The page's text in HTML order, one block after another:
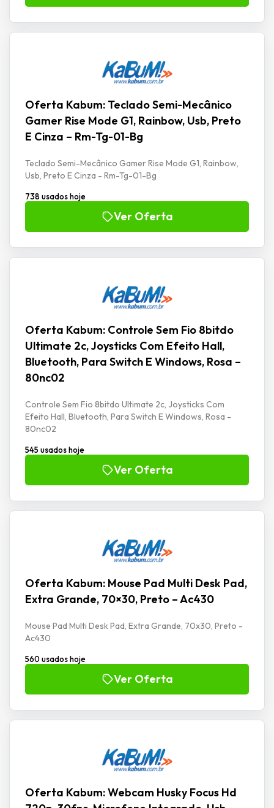
Oferta Kabum: Teclado Semi-Mecânico
Gamer Rise Mode G1, Rainbow, Usb, Preto
E Cinza – Rm-Tg-01-Bg
Teclado Semi-Mecânico Gamer Rise Mode G1, Rainbow,
Usb, Preto E Cinza - Rm-Tg-01-Bg
738 usados hoje
Ver Oferta
Oferta Kabum: Controle Sem Fio 8bitdo
Ultimate 2c, Joysticks Com Efeito Hall,
Bluetooth, Para Switch E Windows, Rosa –
80nc02
Controle Sem Fio 8bitdo Ultimate 2c, Joysticks Com
Efeito Hall, Bluetooth, Para Switch E Windows, Rosa -
80nc02
545 usados hoje
Ver Oferta
Oferta Kabum: Mouse Pad Multi Desk Pad,
Extra Grande, 70×30, Preto – Ac430
Mouse Pad Multi Desk Pad, Extra Grande, 70x30, Preto -
Ac430
560 usados hoje
Ver Oferta
Oferta Kabum: Webcam Husky Focus Hd